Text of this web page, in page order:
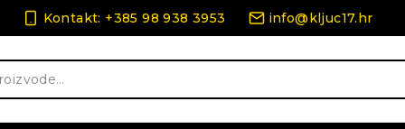
Kontakt: +385 98 938 3953 info@kljuc17.hr